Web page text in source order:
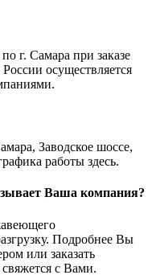
г. Самара при заказе
осуществляется
Заводское шоссе,
работы здесь.
Ваша компания?
Подробнее Вы
или заказать
с Вами.